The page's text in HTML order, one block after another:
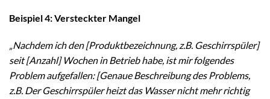
Beispiel 4: Versteckter Mangel
„Nachdem ich den [Produktbezeichnung, z.B. Geschirrspüler]
seit [Anzahl] Wochen in Betrieb habe, ist mir folgendes
Problem aufgefallen: [Genaue Beschreibung des Problems,
z.B. Der Geschirrspüler heizt das Wasser nicht mehr richtig